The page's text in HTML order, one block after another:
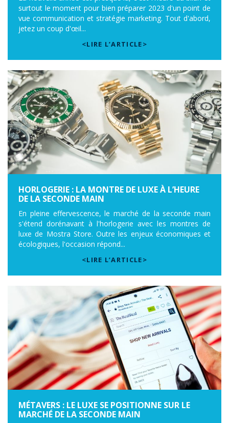
surtout le moment pour bien préparer 2023 d'un point de
vue communication et stratégie marketing. Tout d'abord,
jetez un coup d'œil...
<LIRE L’ARTICLE>
HORLOGERIE : LA MONTRE DE LUXE À L’HEURE
DE LA SECONDE MAIN
En pleine effervescence, le marché de la seconde main
s'étend dorénavant à l'horlogerie avec les montres de
luxe de Mostra Store. Outre les enjeux économiques et
écologiques, l'occasion répond...
<LIRE L’ARTICLE>
MÉTAVERS : LE LUXE SE POSITIONNE SUR LE
MARCHÉ DE LA SECONDE MAIN